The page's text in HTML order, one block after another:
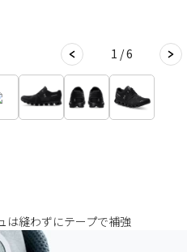
1 / 6
は縫わずにテープで補強